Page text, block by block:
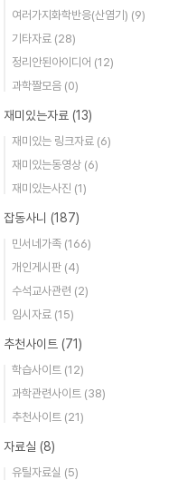
여러가지화학반응(산염기) (9)
기타자료 (28)
정리안된아이디어 (12)
과학짤모음 (0)
재미있는자료 (13)
재미있는 링크자료 (6)
재미있는동영상 (6)
재미있는사진 (1)
잡동사니 (187)
민서네가족 (166)
개인게시판 (4)
수석교사관련 (2)
임시자료 (15)
추천사이트 (71)
학습사이트 (12)
과학관련사이트 (38)
추천사이트 (21)
자료실 (8)
유틸자료실 (5)